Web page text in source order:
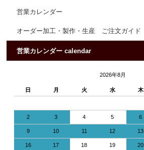
営業カレンダー
オーダー加工・製作・生産 ご注文ガイド
営業カレンダー calendar
2026年8月
日 月 火 水 木
2 3 4 5 6
9 10 11 12 13
16 17 18 19 20